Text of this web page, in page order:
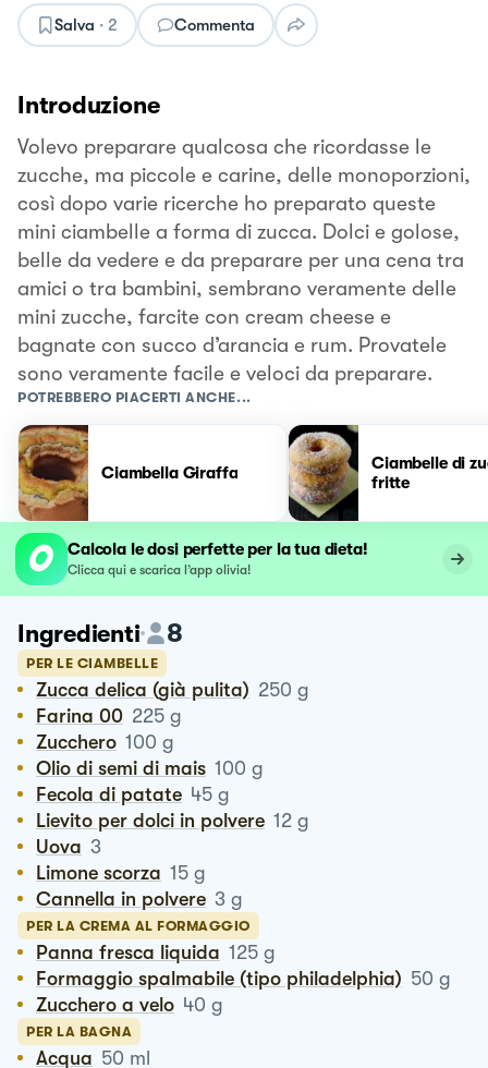
Salva · 2 Commenta
Introduzione
Volevo preparare qualcosa che ricordasse le
zucche, ma piccole e carine, delle monoporzioni,
così dopo varie ricerche ho preparato queste
mini ciambelle a forma di zucca. Dolci e golose,
belle da vedere e da preparare per una cena tra
amici o tra bambini, sembrano veramente delle
mini zucche, farcite con cream cheese e
bagnate con succo d’arancia e rum. Provatele
sono veramente facile e veloci da preparare.
POTREBBERO PIACERTI ANCHE...
Ciambella Giraffa
Ciambelle di
fritte
Calcola le dosi perfette per la tua dieta!
Clicca qui e scarica l’app olivia!
Ingredienti 8
PER LE CIAMBELLE
Zucca delica (già pulita) 250 g
Farina 00 225 g
Zucchero 100 g
Olio di semi di mais 100 g
Fecola di patate 45 g
Lievito per dolci in polvere 12 g
Uova 3
Limone scorza 15 g
Cannella in polvere 3 g
PER LA CREMA AL FORMAGGIO
Panna fresca liquida 125 g
Formaggio spalmabile (tipo philadelphia) 50 g
Zucchero a velo 40 g
PER LA BAGNA
Acqua 50 ml